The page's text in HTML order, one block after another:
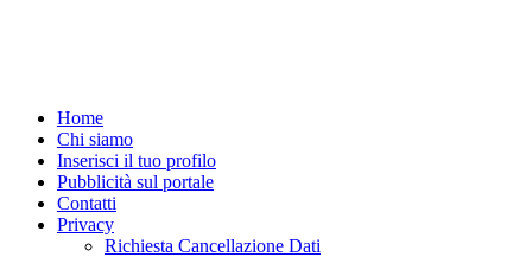
Home
Chi siamo
Inserisci il tuo profilo
Pubblicità sul portale
Contatti
Privacy
Richiesta Cancellazione Dati